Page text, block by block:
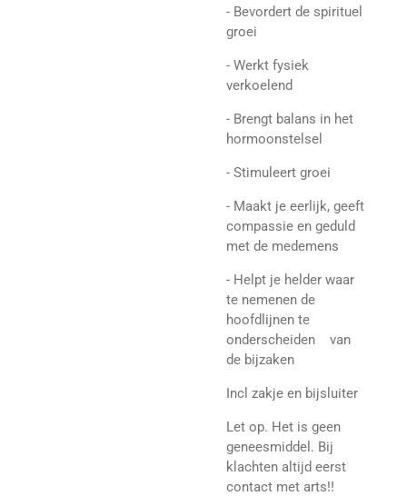
- Bevordert de spirituel
groei
- Werkt fysiek
verkoelend
- Brengt balans in het
hormoonstelsel
- Stimuleert groei
- Maakt je eerlijk, geeft
compassie en geduld
met de medemens
- Helpt je helder waar
te nemenen de
hoofdlijnen te
onderscheiden van
de bijzaken
Incl zakje en bijsluiter
Let op. Het is geen
geneesmiddel. Bij
klachten altijd eerst
contact met arts!!